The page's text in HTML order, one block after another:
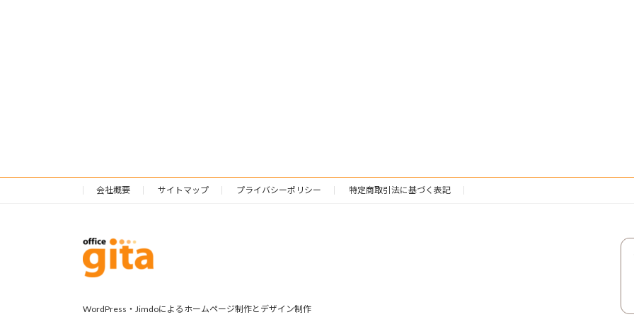
会社概要 サイトマップ プライバシーポリシー 特定商取引法に基づく表記
WordPress・Jimdoによるホームページ制作とデザイン制作